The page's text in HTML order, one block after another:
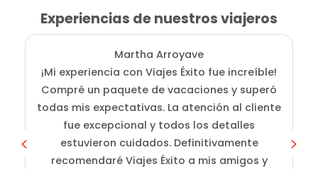
Experiencias de nuestros viajeros
Martha Arroyave
¡Mi experiencia con Viajes Éxito fue increíble!
Compré un paquete de vacaciones y superó
todas mis expectativas. La atención al cliente
fue excepcional y todos los detalles
estuvieron cuidados. Definitivamente
recomendaré Viajes Éxito a mis amigos y